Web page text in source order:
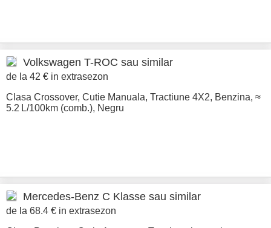
Volkswagen T-ROC sau similar
de la 42 € in extrasezon
Clasa Crossover, Cutie Manuala, Tractiune 4X2, Benzina, ≈
5.2 L/100km (comb.), Negru
Mercedes-Benz C Klasse sau similar
de la 68.4 € in extrasezon